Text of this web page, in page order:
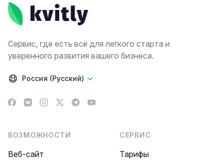
Сервис, где есть всё для легкого старта и
уверенного развития вашего бизнеса.
Россия (Русский)
Facebook
VK Instagram
X TelegramYouTube
ВОЗМОЖНОСТИ
Веб-сайт
СЕРВИС
Тарифы